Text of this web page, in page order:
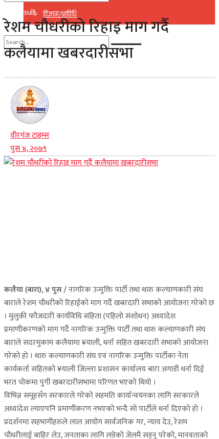
विज्ञान/प्राविधि
No Result
View All Result
No Result
View All Result
रेशम चौधरीको रिहाइ माग गर्दै
कलैयामा खबरदारीसभा
वीरगंज टाइम्स
पुस ४, २०७९
कलैया (बारा), ४ पुस /नागरिक उन्मुक्ति पार्टी तथा थारु कल्याणकारी संघ
बाराले रेशम चौधरीको रिहाईको माग गर्दै खबरदारी सभाको आयोजना गरेको छ
। मुलुकी फौजदारी कार्यविधि संहिता (पहिलो संशोधन) अध्यादेश
प्रमाणीकरणको माग गर्दै नागरिक उन्मुक्ति पार्टी तथा थारु कल्याणकारी संघ
बाराले सदरमुकाम कलैयामा ¥याली, धर्ना सहित खबरदारी सभाको आयोजना
गरेको हो । थारु कल्याणकारी संघ एवं नागरिक उन्मुक्ति पार्टीका नेता
कार्यकर्ता सहितको ¥याली जिल्ला प्रशासन कार्यालय बारा अगाडी धर्ना दिई
भरत चोकमा पुगी खबरदारीसभामा परिणत भएको थियो ।
विभिन्न समूहसँग सरकारले गरेको सहमति कार्यान्वयनका लागि सरकारले
अध्यादेश ल्याएपनि प्रमाणीकरण नभएको भन्दै सो पार्टीले धर्ना दिएको हो ।
प्रदर्शनमा सहभागीहरुले लाल आयोग सार्वजनिक गर, न्याय देउ, रेशम
चौधरीलाई बाहिर लेउ, जनताका लागि लडेको जेलमै सड्नु परेको, मानवताको